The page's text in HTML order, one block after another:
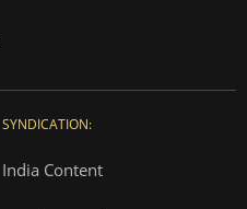
SYNDICATION:
India Content